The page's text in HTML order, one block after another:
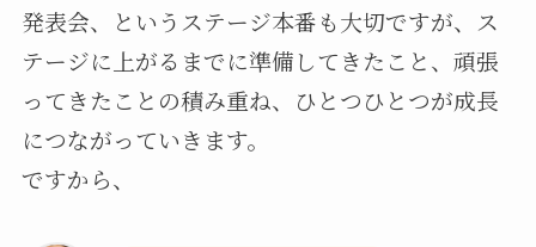
発表会、というステージ本番も大切ですが、ス
テージに上がるまでに準備してきたこと、頑張
ってきたことの積み重ね、ひとつひとつが成長
につながっていきます。
ですから、